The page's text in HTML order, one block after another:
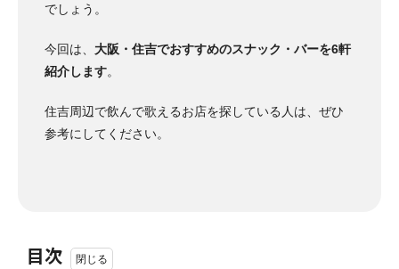
でしょう。
今回は、 大阪・住吉でおすすめのスナック・バーを6軒
紹介します。
住吉周辺で飲んで歌えるお店を探している人は、ぜひ
参考にしてください。
目次